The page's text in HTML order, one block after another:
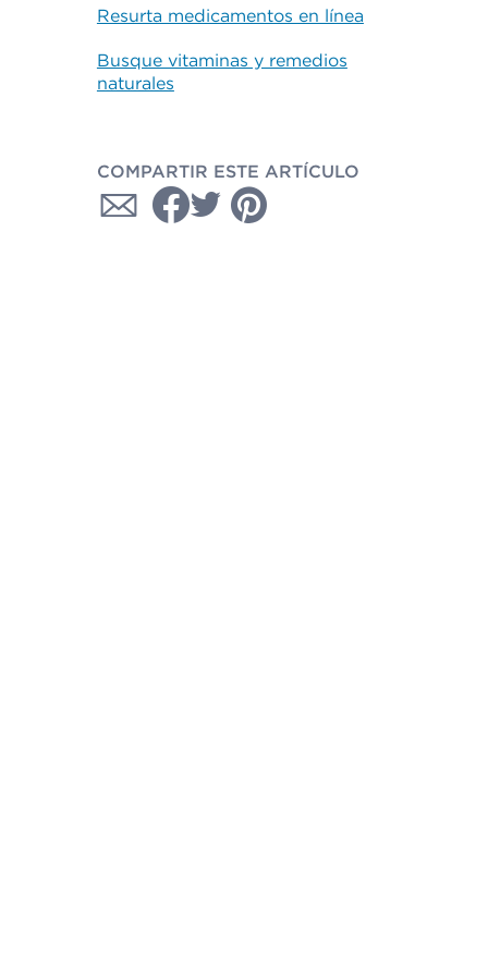
Resurta medicamentos en línea
Busque vitaminas y remedios
naturales
COMPARTIR ESTE ARTÍCULO